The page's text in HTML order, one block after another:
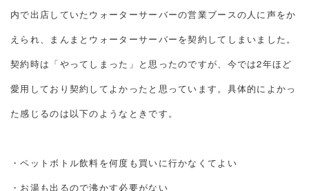
内で出店していたウォーターサーバーの営業ブースの人に声をか
えられ、まんまとウォーターサーバーを契約してしまいました。
契約時は「やってしまった」と思ったのですが、今では2年ほど
愛用しており契約してよかったと思っています。具体的によかっ
た感じるのは以下のようなときです。
・ペットボトル飲料を何度も買いに行かなくてよい
・お湯も出るので沸かす必要がない